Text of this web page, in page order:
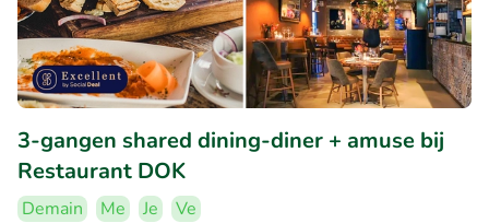
3-gangen shared dining-diner + amuse bij
Restaurant DOK
Demain Me Je
Ve